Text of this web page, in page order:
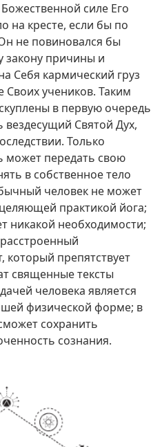
силе Его
на кресте, если бы по
не повиновался бы
закону причины и
Себя кармический груз
Своих учеников. Таким
в первую очередь
вездесущий Святой Дух,
Только
может передать свою
в собственное тело
человек не может
практикой йога;
никакой необходимости;
который препятствует
священные тексты
человека является
физической форме; в
сохранить
сознания.